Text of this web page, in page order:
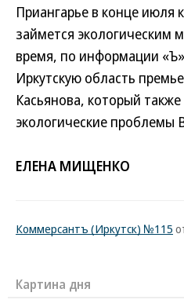
Приангарье в конце июля
займется экологическим
время, по информации
Иркутскую область
Касьянова, который
экологические проблемы
ЕЛЕНА МИЩЕНКО
Коммерсантъ (Иркутск) №115
Картина дня